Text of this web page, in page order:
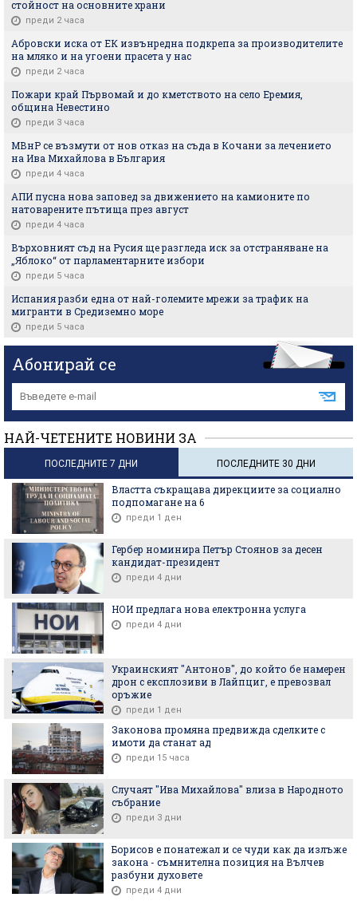
стойност на основните храни
преди 2 часа
Абровски иска от ЕК извънредна подкрепа за производителите
на мляко и на угоени прасета у нас
преди 2 часа
Пожари край Първомай и до кметството на село Еремия,
община Невестино
преди 3 часа
МВнР се възмути от нов отказ на съда в Кочани за лечението
на Ива Михайлова в България
преди 4 часа
АПИ пусна нова заповед за движението на камионите по
натоварените пътища през август
преди 4 часа
Върховният съд на Русия ще разгледа иск за отстраняване на
„Яблоко“ от парламентарните избори
преди 5 часа
Испания разби една от най-големите мрежи за трафик на
мигранти в Средиземно море
преди 5 часа
Абонирай се
НАЙ-ЧЕТЕНИТЕ НОВИНИ ЗА
ПОСЛЕДНИТЕ 7 ДНИ ПОСЛЕДНИТЕ 30 ДНИ
Властта съкращава дирекциите за социално
подпомагане на 6
преди 1 ден
Гербер номинира Петър Стоянов за десен
кандидат-президент
преди 4 дни
НОИ предлага нова електронна услуга
преди 4 дни
Украинският "Антонов", до който бе намерен
дрон с експлозиви в Лайпциг, е превозвал
оръжие
преди 1 ден
Законова промяна предвижда сделките с
имоти да станат ад
преди 15 часа
Случаят "Ива Михайлова" влиза в Народното
събрание
преди 3 дни
Борисов е понатежал и се чуди как да излъже
закона - съмнителна позиция на Вълчев
разбуни духовете
преди 4 дни